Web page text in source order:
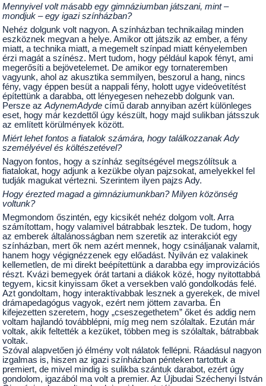
Mennyivel volt másabb egy gimnáziumban játszani, mint –
mondjuk – egy igazi színházban?
Nehéz dolgunk volt nagyon. A színházban technikailag minden
eszköznek megvan a helye. Amikor ott játszik az ember, a fény
miatt, a technika miatt, a megemelt színpad miatt kényelemben
érzi magát a színész. Mert tudom, hogy például kapok fényt, ami
megerősíti a bejövetelemet. De amikor egy tornateremben
vagyunk, ahol az akusztika semmilyen, beszorul a hang, nincs
fény, vagy éppen besüt a nappali fény, holott ugye videóvetítést
építettünk a darabba, ott lényegesen nehezebb dolgunk van.
Persze azAdynemAdyde című darab annyiban azért különleges
eset, hogy már kezdettől úgy készült, hogy majd sulikban játsszuk
az említett körülmények között.
Miért lehet fontos a fiatalok számára, hogy találkozzanak Ady
személyével és költészetével?
Nagyon fontos, hogy a színház segítségével megszólítsuk a
fiatalokat, hogy adjunk a kezükbe olyan pajzsokat, amelyekkel fel
tudják magukat vértezni. Szerintem ilyen pajzs Ady.
Hogy érezted magad a gimnáziumunkban? Milyen közönség
voltunk?
Megmondom őszintén, egy kicsikét nehéz dolgom volt. Arra
számítottam, hogy valamivel bátrabbak lesztek. De tudom, hogy
az emberek általánosságban nem szeretik az interakciót egy
színházban, mert ők nem azért mennek, hogy csináljanak valamit,
hanem hogy végignézzenek egy előadást. Nyilván ez valakinek
kellemetlen, de mi direkt beépítettünk a darabba egy improvizációs
részt. Kvázi bemegyek órát tartani a diákok közé, hogy nyitottabbá
tegyem, kicsit kinyissam őket a versekben való gondolkodás felé.
Azt gondoltam, hogy interaktívabbak lesznek a gyerekek, de mivel
drámapedagógus vagyok, ezért nem jöttem zavarba. Én
kifejezetten szeretem, hogy „cseszegethetem” őket és addig nem
voltam hajlandó továbblépni, míg meg nem szólaltak. Ezután már
voltak, akik feltették a kezüket, többen meg is szólaltak, bátrabbak
voltak.
Szóval alapvetően jó élmény volt nálatok fellépni. Ráadásul nagyon
izgalmas is, hiszen az igazi színházban pénteken tartottuk a
premiert, de mivel mindig is sulikba szántuk darabot, ezért úgy
gondolom, igazából ma volt a premier. Az Újbudai Széchenyi István